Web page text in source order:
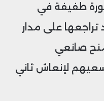
طفيفة في
تراجعها على مدار
صانعي
لإنعاش ثاني